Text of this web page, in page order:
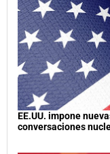
EE.UU. impone
conversaciones